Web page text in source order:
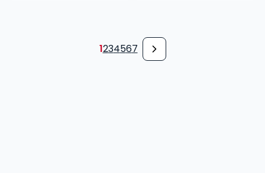
1234567